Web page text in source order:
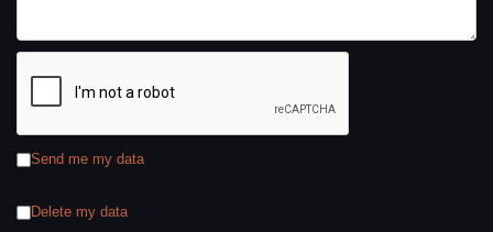
Send me my data
Delete my data